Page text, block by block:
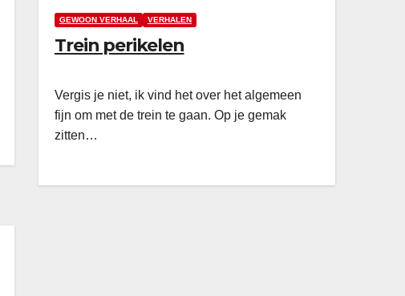
GEWOON VERHAAL VERHALEN
Trein perikelen
Vergis je niet, ik vind het over het algemeen
fijn om met de trein te gaan. Op je gemak
zitten…